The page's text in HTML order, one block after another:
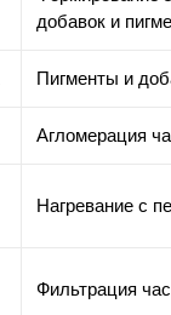
добавок и
Пигменты и
Агломерация
Нагревание с
Фильтрация